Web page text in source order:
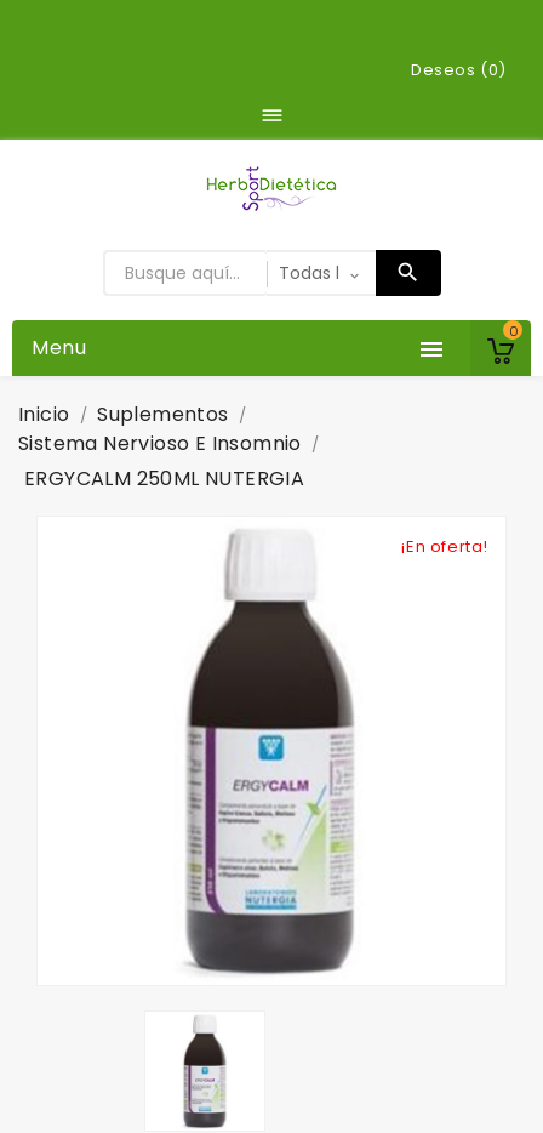
Deseos (0)

0

Menu
Inicio
Suplementos
Sistema Nervioso E Insomnio
ERGYCALM 250ML NUTERGIA
¡En oferta!